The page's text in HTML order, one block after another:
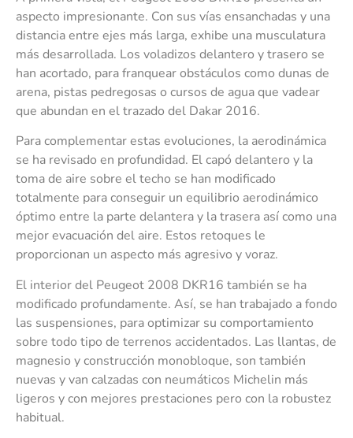
aspecto impresionante. Con sus vías ensanchadas y una
distancia entre ejes más larga, exhibe una musculatura
más desarrollada. Los voladizos delantero y trasero se
han acortado, para franquear obstáculos como dunas de
arena, pistas pedregosas o cursos de agua que vadear
que abundan en el trazado del Dakar 2016.
Para complementar estas evoluciones, la aerodinámica
se ha revisado en profundidad. El capó delantero y la
toma de aire sobre el techo se han modificado
totalmente para conseguir un equilibrio aerodinámico
óptimo entre la parte delantera y la trasera así como una
mejor evacuación del aire. Estos retoques le
proporcionan un aspecto más agresivo y voraz.
El interior del Peugeot 2008 DKR16 también se ha
modificado profundamente. Así, se han trabajado a fondo
las suspensiones, para optimizar su comportamiento
sobre todo tipo de terrenos accidentados. Las llantas, de
magnesio y construcción monobloque, son también
nuevas y van calzadas con neumáticos Michelin más
ligeros y con mejores prestaciones pero con la robustez
habitual.